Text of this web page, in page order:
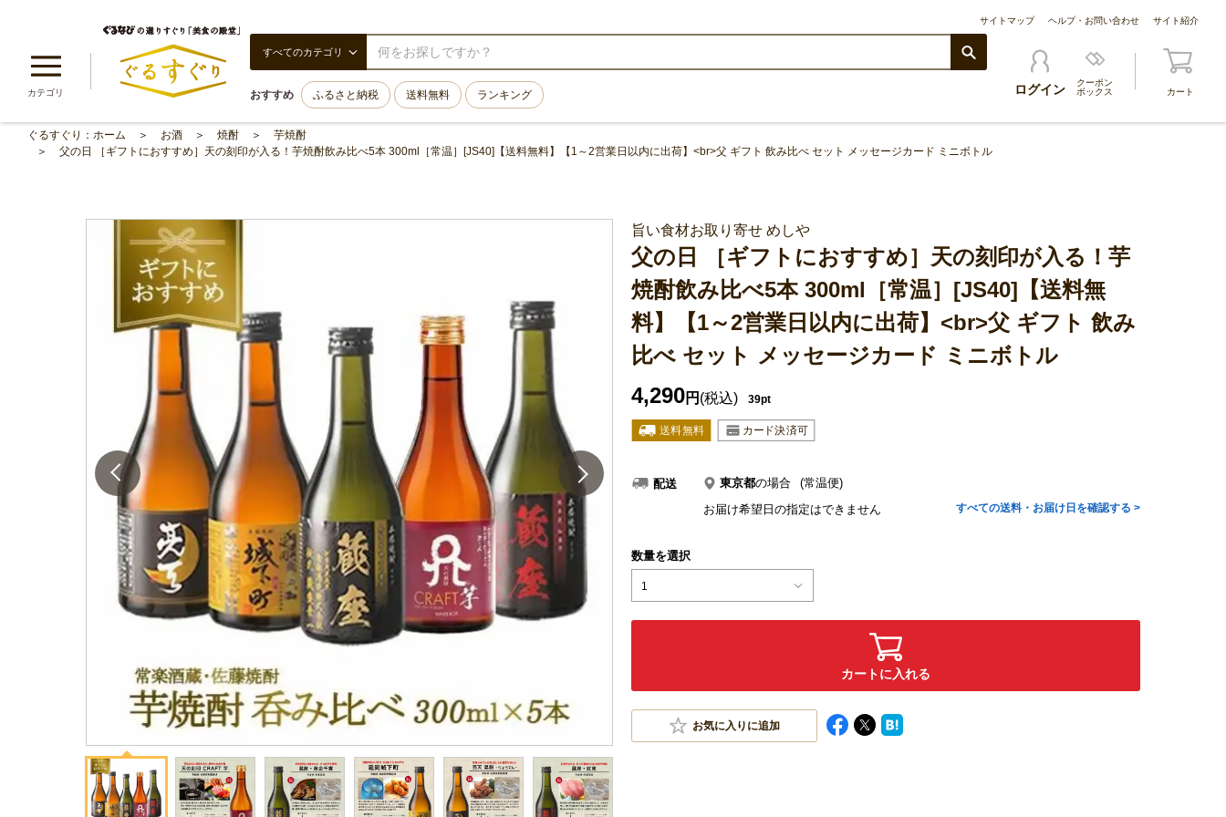
サイトマップ ヘルプ・お問い合わせ サイト紹介
カテゴリ
すべてのカテゴリ
おすすめ ふるさと納税 送料無料 ランキング ログイン
クーポン
ボックス
カート
ぐるすぐり：ホーム お酒 焼酎
芋焼酎
父の日 ［ギフトにおすすめ］天の刻印が入る！芋焼酎飲み比べ5本 300ml［常温］[JS40]【送料無料】【1～2営業日以内に出荷】<br>父 ギフト 飲み比べ セット メッセージカード ミニボトル
旨い食材お取り寄せ めしや
父の日 ［ギフトにおすすめ］天の刻印が入る！芋
焼酎飲み比べ5本 300ml［常温］[JS40]【送料無
料】【1～2営業日以内に出荷】<br>父 ギフト 飲み
比べ セット メッセージカード ミニボトル
4,290円 (税込) 39pt
配送 東京都の場合
(常温便)
お届け希望日の指定はできません
すべての送料・お届け日を確認する >
数量を選択
1
カートに入れる
お気に入りに追加